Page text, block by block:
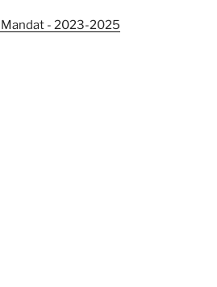
Mandat - 2023-2025